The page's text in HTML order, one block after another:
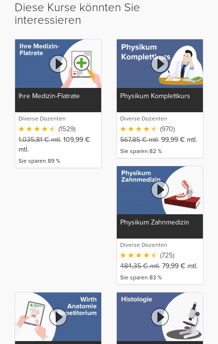
Diese Kurse könnten Sie
interessieren
Ihre Medizin-Flatrate
Diverse Dozenten
(1529)
1.035,81€mtl. 109,99 €
mtl.
Sie sparen 89 %
Physikum Komplettkurs
Diverse Dozenten
(970)
567,85€mtl. 99,99 € mtl.
Sie sparen 82 %
Physikum Zahnmedizin
Diverse Dozenten
(725)
484,35€mtl. 79,99 € mtl.
Sie sparen 83 %